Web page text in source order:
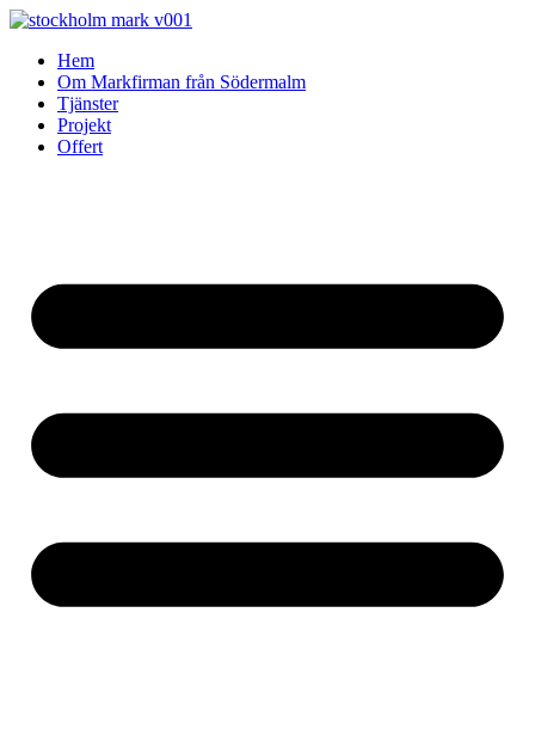
Skip
contentHem
Om Markfirman från Södermalm
Tjänster
Projekt
Offert